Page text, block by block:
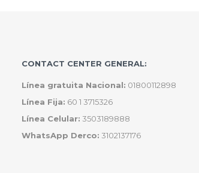
CONTACT CENTER GENERAL:
Línea gratuita Nacional: 01800112898
Línea Fija: 60 1 3715326
Línea Celular: 3503189888
WhatsApp Derco: 3102137176